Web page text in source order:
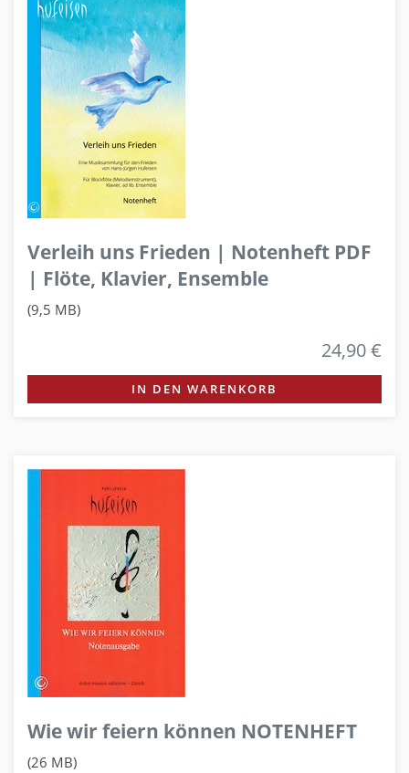
Verleih uns Frieden | Notenheft PDF
| Flöte, Klavier, Ensemble
(9,5 MB)
24,90 €
IN DEN WARENKORB
Wie wir feiern können NOTENHEFT
(26 MB)